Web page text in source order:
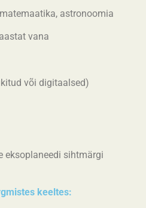
astronoomia
vana
või digitaalsed)
eksoplaneedi sihtmärgi
keeltes: